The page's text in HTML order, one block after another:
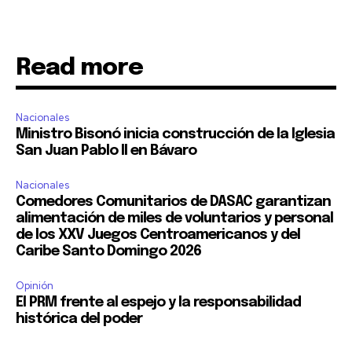
Read more
Nacionales
Ministro Bisonó inicia construcción de la Iglesia
San Juan Pablo II en Bávaro
Nacionales
Comedores Comunitarios de DASAC garantizan
alimentación de miles de voluntarios y personal
de los XXV Juegos Centroamericanos y del
Caribe Santo Domingo 2026
Opinión
El PRM frente al espejo y la responsabilidad
histórica del poder